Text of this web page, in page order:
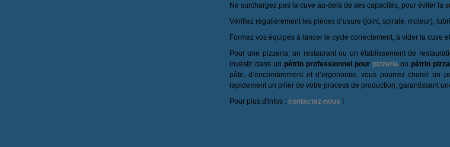
Ne surchargez pas la cuve au‑delà de ses capacités, pour éviter la
Vérifiez régulièrement les pièces d’usure (joint, spirale, moteur),
Formez vos équipes à lancer le cycle correctement, à vider la cuve
Pour une pizzeria, un restaurant ou un établissement de
investir dans un pétrin professionnel pour pizzeriaou pétrin
pâte, d’encombrement et d’ergonomie, vous pourrez choisir
rapidement un pilier de votre process de production, garantissant
Pour plus d'infos : contactez-nous !